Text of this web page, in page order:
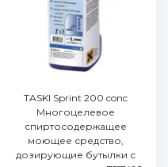
TASKI Sprint 200 conc
Многоцелевое
спиртосодержащее
моющее средство,
дозирующие бутылки с